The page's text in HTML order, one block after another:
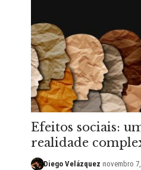
Efeitos sociais:
realidade
Diego Velázquez novembro